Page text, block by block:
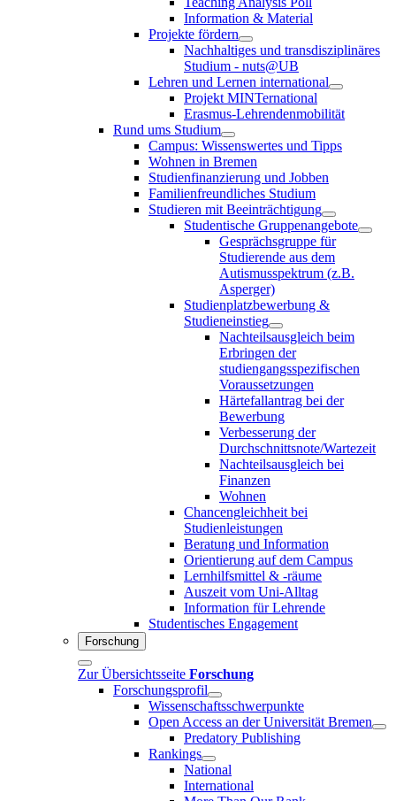
Information & Material
Projekte fördern
Nachhaltiges und transdisziplinäres
Studium - nuts@UB
Lehren und Lernen international
Projekt MINTernational
Erasmus-Lehrendenmobilität
Rund ums Studium
Campus: Wissenswertes und Tipps
Wohnen in Bremen
Studienfinanzierung und Jobben
Familienfreundliches Studium
Studieren mit Beeinträchtigung
Studentische Gruppenangebote
Gesprächsgruppe für
Studierende aus dem
Autismusspektrum (z.B.
Asperger)
Studienplatzbewerbung &
Studieneinstieg
Nachteilsausgleich beim
Erbringen der
studiengangsspezifischen
Voraussetzungen
Härtefallantrag bei der
Bewerbung
Verbesserung der
Durchschnittsnote/Wartezeit
Nachteilsausgleich bei
Finanzen
Wohnen
Chancengleichheit bei
Studienleistungen
Beratung und Information
Orientierung auf dem Campus
Lernhilfsmittel & -räume
Auszeit vom Uni-Alltag
Information für Lehrende
Studentisches Engagement
Forschung
Zur Übersichtsseite Forschung
Forschungsprofil
Wissenschaftsschwerpunkte
Open Access an der Universität Bremen
Predatory Publishing
Rankings
National
International